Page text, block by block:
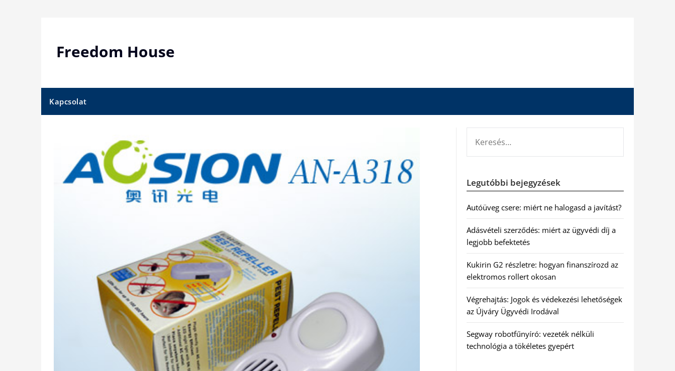
Freedom House
Kapcsolat
Legutóbbi bejegyzések
Autóüveg csere: miért ne halogasd a javítást?
Adásvételi szerződés: miért az ügyvédi díj a
legjobb befektetés
Kukirin G2 részletre: hogyan finanszírozd az
elektromos rollert okosan
Végrehajtás: Jogok és védekezési lehetőségek
az Újváry Ügyvédi Irodával
Segway robotfűnyíró: vezeték nélküli
technológia a tökéletes gyepért